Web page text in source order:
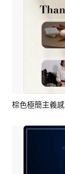
棕色極簡主義